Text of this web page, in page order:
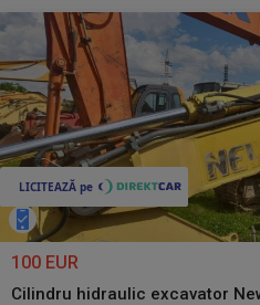
100 EUR
Cilindru hidraulic excavator